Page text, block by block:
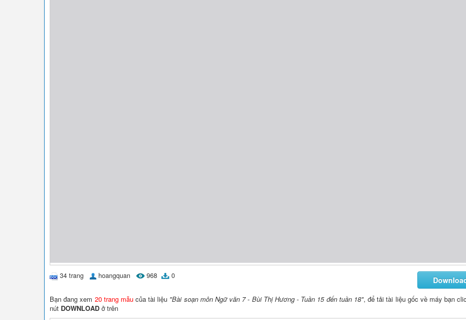
34 trang hoangquan 968 0
Bạn đang xem 20 trang mẫucủa tài liệu "Bài soạn môn Ngữ văn 7 - Bùi Thị Hương - Tuần 15 đến tuần 18", để tải tài liệu gốc về máy bạn
nút DOWNLOAD ở trên